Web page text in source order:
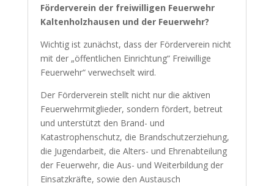
Förderverein der freiwilligen Feuerwehr
Kaltenholzhausen und der Feuerwehr?
Wichtig ist zunächst, dass der Förderverein nicht
mit der „öffentlichen Einrichtung“ Freiwillige
Feuerwehr“ verwechselt wird.
Der Förderverein stellt nicht nur die aktiven
Feuerwehrmitglieder, sondern fördert, betreut
und unterstützt den Brand- und
Katastrophenschutz, die Brandschutzerziehung,
die Jugendarbeit, die Alters- und Ehrenabteilung
der Feuerwehr, die Aus- und Weiterbildung der
Einsatzkräfte, sowie den Austausch